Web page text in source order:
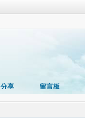
分享 留言板